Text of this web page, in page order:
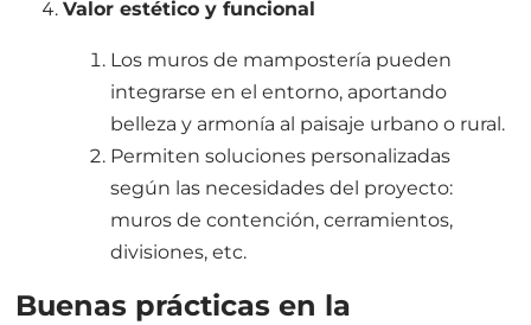
Valor estético y funcional
Los muros de mampostería pueden
integrarse en el entorno, aportando
belleza y armonía al paisaje urbano o rural.
Permiten soluciones personalizadas
según las necesidades del proyecto:
muros de contención, cerramientos,
divisiones, etc.
Buenas prácticas en la